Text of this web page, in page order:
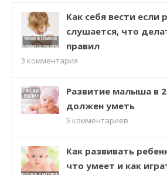
Как себя вести если
слушается, что
правил
3 комментария
Развитие малыша в
должен уметь
5 комментариев
Как развивать
что умеет и как